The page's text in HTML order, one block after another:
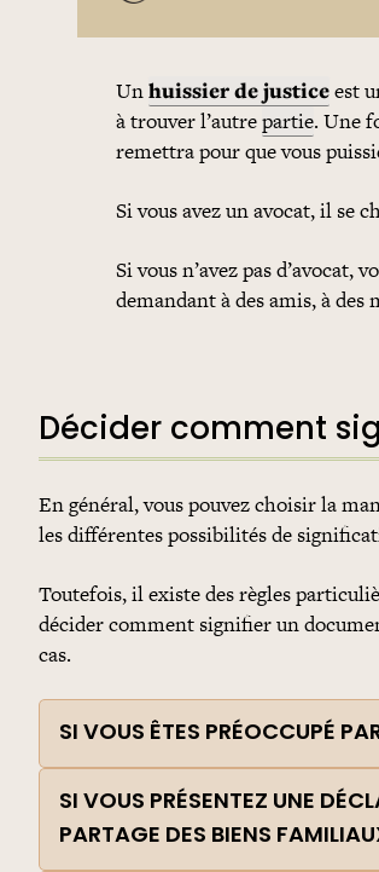
Unhuissier de justiceest
à trouver l’autrepartie. Une
remettra pour que vous
Si vous avez un avocat, il se
Si vous n’avez pas d’avocat,
demandant à des amis, à
Décider comment
En général, vous pouvez choisir la
les différentes possibilités de
Toutefois, il existe des règles
décider comment signifier un
cas.
SI VOUS ÊTES PRÉOCCUPÉ
SI VOUS PRÉSENTEZ UNE
PARTAGE DES BIENS